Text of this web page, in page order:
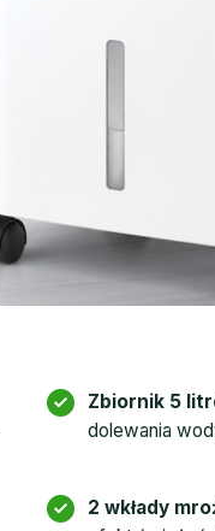
Zbiornik 5
dolewania
2 wkłady